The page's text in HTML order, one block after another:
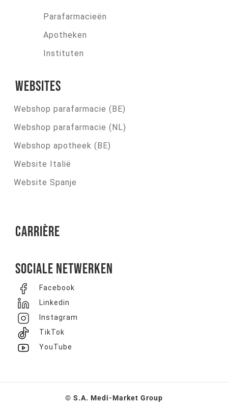
Parafarmacieën
Apotheken
Instituten
Websites
Webshop parafarmacie (BE)
Webshop parafarmacie (NL)
Webshop apotheek (BE)
Website Italië
Website Spanje
Carrière
Sociale netwerken
Facebook
Linkedin
Instagram
TikTok
YouTube
© S.A. Medi-Market Group